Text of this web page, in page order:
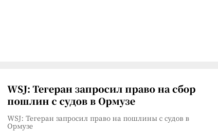
WSJ: Тегеран запросил право на сбор
пошлин с судов в Ормузе
WSJ: Тегеран запросил право на пошлины с судов в
Ормузе